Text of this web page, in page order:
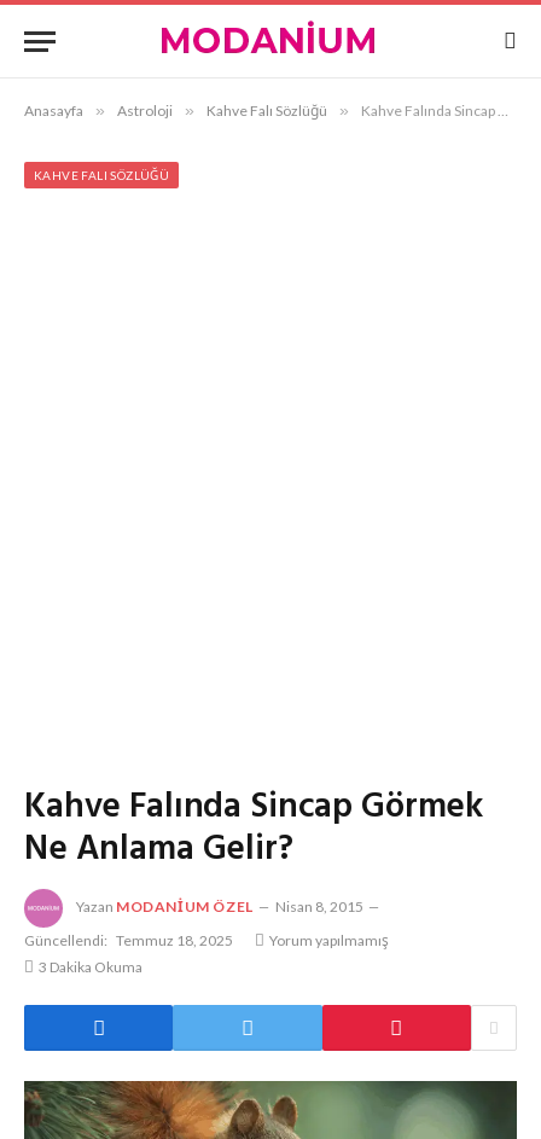
Anasayfa » Astroloji » Kahve Falı Sözlüğü » Kahve Falında Sincap Görmek Ne Anlama Gelir?
KAHVE FALI SÖZLÜĞÜ
Kahve Falında Sincap Görmek
Ne Anlama Gelir?
Yazan MODANIUM ÖZEL
Nisan 8, 2015
Güncellendi: Temmuz 18, 2025
Yorum yapılmamış
3 Dakika Okuma